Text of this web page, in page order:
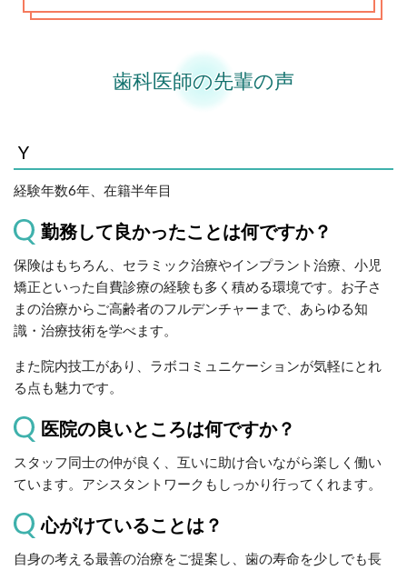
歯科医師の先輩の声
Y
経験年数6年、在籍半年目
勤務して良かったことは何ですか？
保険はもちろん、セラミック治療やインプラント治療、小児
矯正といった自費診療の経験も多く積める環境です。お子さ
まの治療からご高齢者のフルデンチャーまで、あらゆる知
識・治療技術を学べます。
また院内技工があり、ラボコミュニケーションが気軽にとれ
る点も魅力です。
医院の良いところは何ですか？
スタッフ同士の仲が良く、互いに助け合いながら楽しく働い
ています。アシスタントワークもしっかり行ってくれます。
心がけていることは？
自身の考える最善の治療をご提案し、歯の寿命を少しでも長